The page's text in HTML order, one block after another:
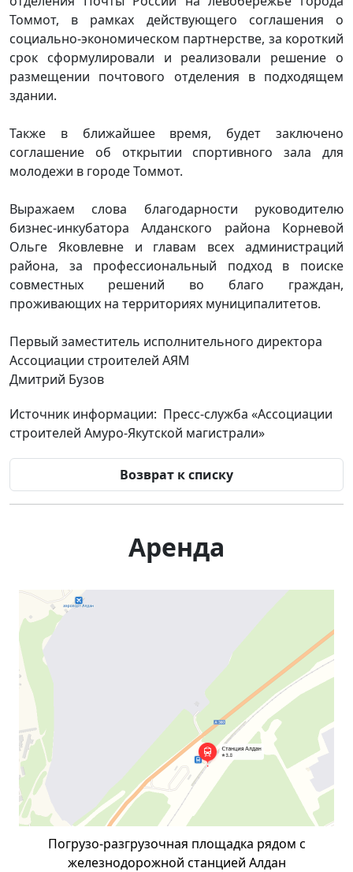
Томмот, в рамках действующего соглашения о
социально-экономическом партнерстве, за короткий
срок сформулировали и реализовали решение о
размещении почтового отделения в подходящем
здании.
Также в ближайшее время, будет заключено
соглашение об открытии спортивного зала для
молодежи в городе Томмот.
Выражаем слова благодарности руководителю
бизнес-инкубатора Алданского района Корневой
Ольге Яковлевне и главам всех администраций
района, за профессиональный подход в поиске
совместных решений во благо граждан,
проживающих на территориях муниципалитетов.
Первый заместитель исполнительного директора
Ассоциации строителей АЯМ
Дмитрий Бузов
Источник информации: Пресс-служба «Ассоциации
строителей Амуро-Якутской магистрали»
Возврат к списку
Аренда
Погрузо-разгрузочная площадка рядом с
железнодорожной станцией Алдан